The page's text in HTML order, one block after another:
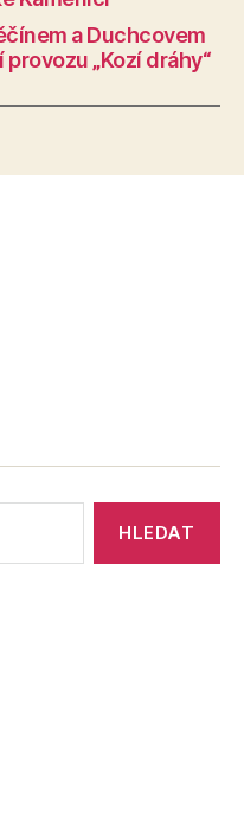
a Duchcovem
„Kozí dráhy“